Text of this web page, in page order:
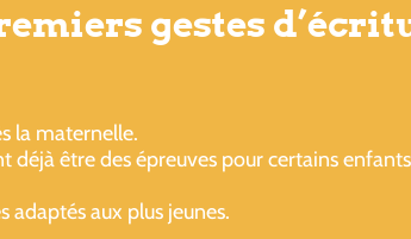
gestes
la maternelle.
déjà être des épreuves pour certains
adaptés aux plus jeunes.